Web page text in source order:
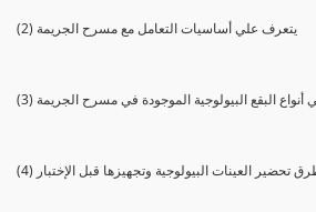
(2) يتعرف علي أساسيات التعامل مع مسرح الجريمة
أنواع البقع البيولوجية الموجودة في مسرح الجريمة
تحضير العينات البيولوجية وتجهيزها قبل الإختبار